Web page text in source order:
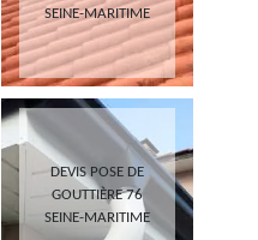
SEINE-MARITIME
DEVIS POSE DE
GOUTTIÈRE 76
SEINE-MARITIME